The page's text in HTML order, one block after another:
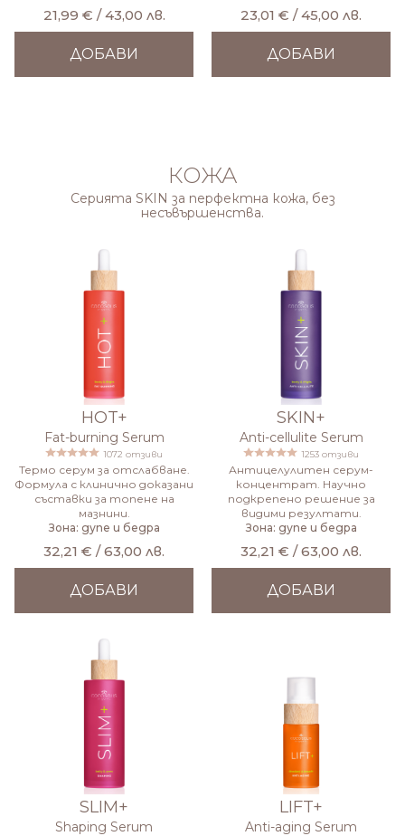
21,99 € / 43,00 лв.
ДОБАВИ
23,01 € / 45,00 лв.
ДОБАВИ
КОЖА
Серията SKIN за перфектна кожа, без
несъвършенства.
HOT+
Fat-burning Serum
1072 отзиви
Термо серум за отслабване.
Формула с клинично доказани
съставки за топене на
мазнини.
Зона: дупе и бедра
32,21 € / 63,00 лв.
ДОБАВИ
SKIN+
Anti-cellulite Serum
1253 отзиви
Антицелулитен серум-
концентрат. Научно
подкрепено решение за
видими резултати.
Зона: дупе и бедра
32,21 € / 63,00 лв.
ДОБАВИ
SLIM+
Shaping Serum
LIFT+
Anti-aging Serum